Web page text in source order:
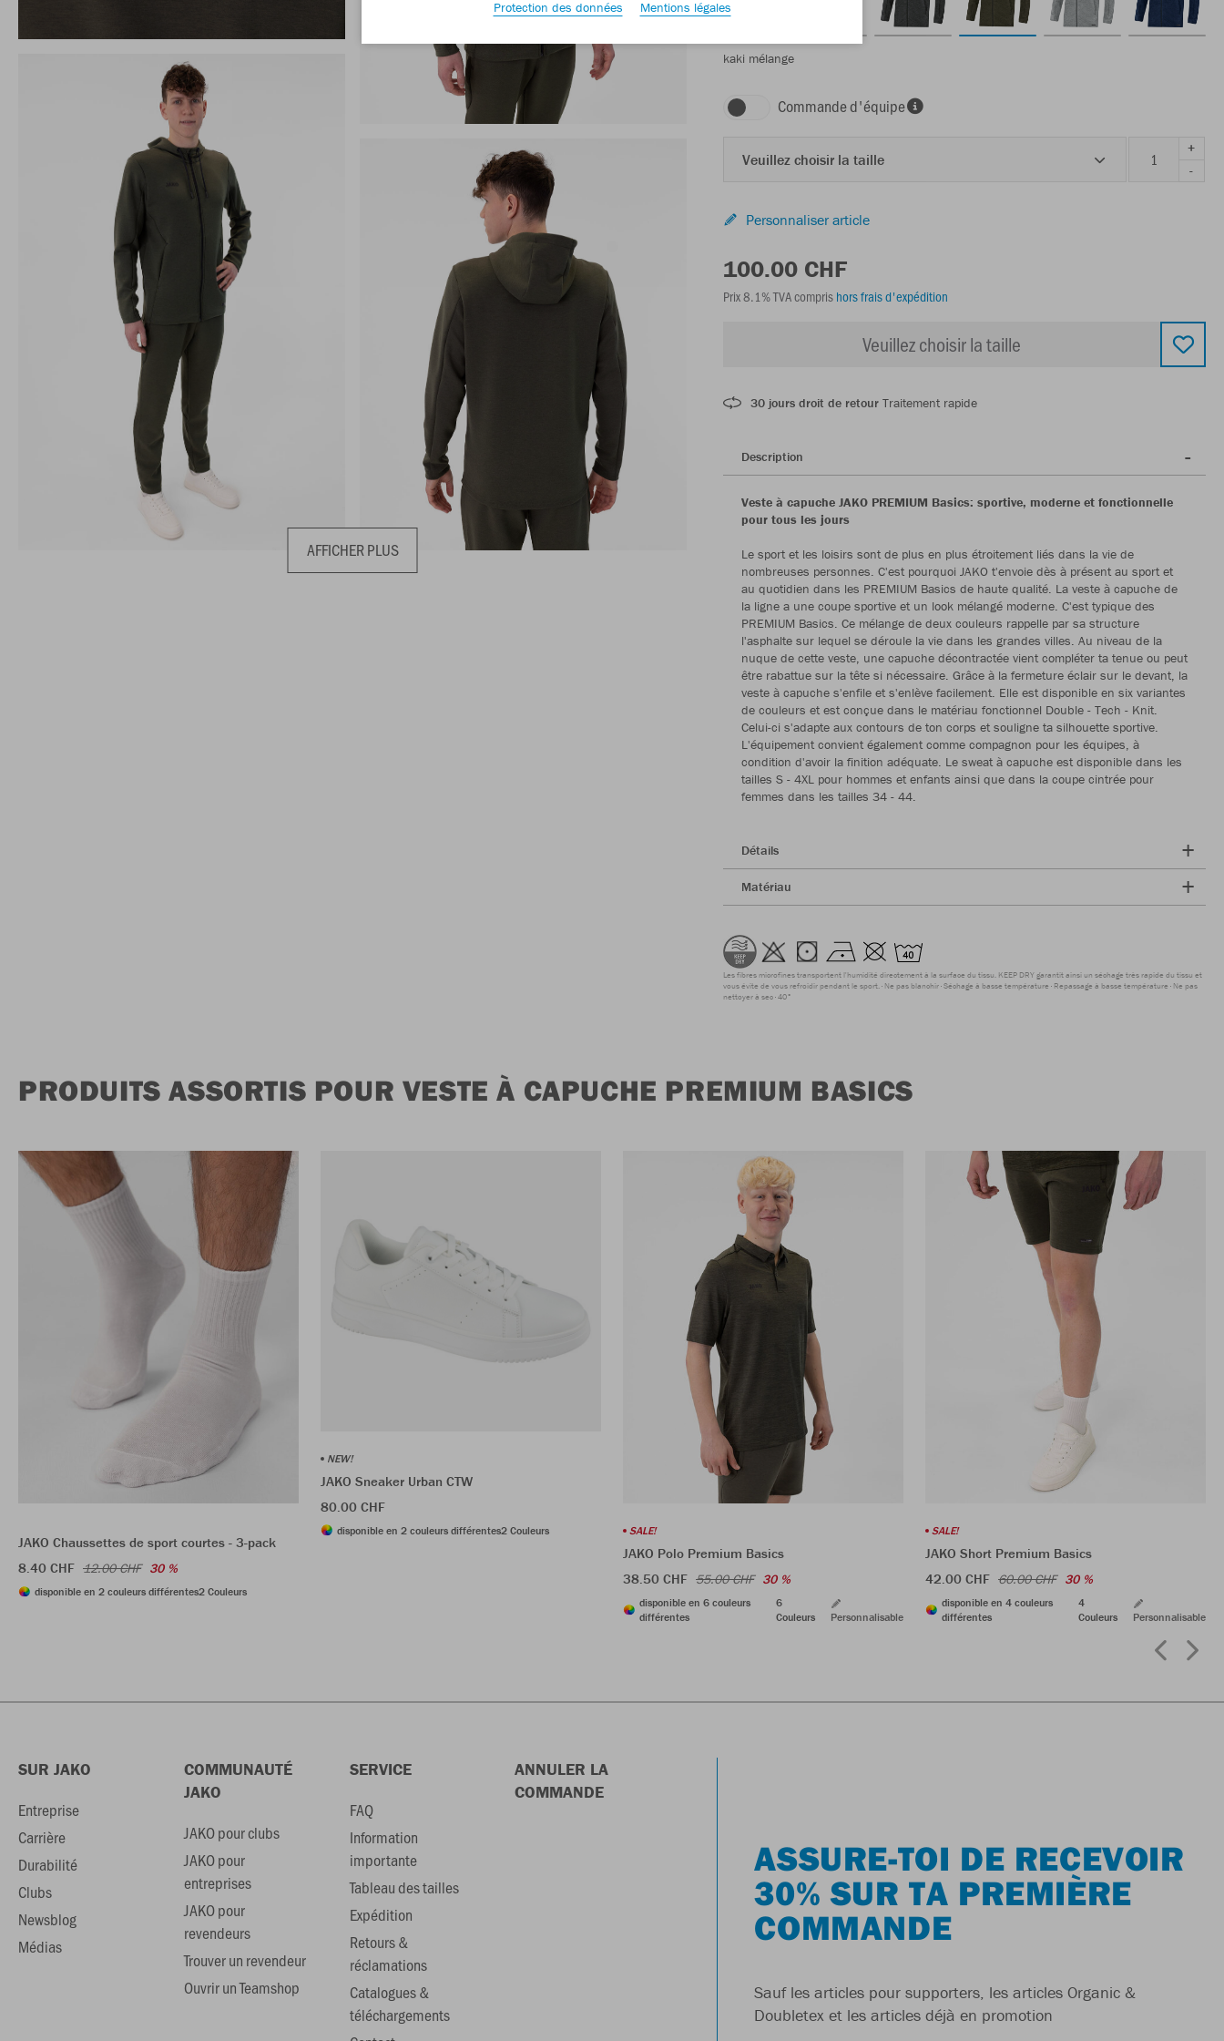
AFFICHER PLUS
kaki mélange
Commande d'équipe
Veuillez choisir la taille
+
-
Personnaliser article
100.00 CHF
Prix 8.1% TVA compris hors frais d'expédition
Veuillez choisir la taille
30 jours droit de retour Traitement rapide
Description
Veste à capuche JAKO PREMIUM Basics: sportive, moderne et fonctionnelle
pour tous les jours
Le sport et les loisirs sont de plus en plus étroitement liés dans la vie de
nombreuses personnes. C'est pourquoi JAKO t'envoie dès à présent au sport et
au quotidien dans les PREMIUM Basics de haute qualité. La veste à capuche de
la ligne a une coupe sportive et un look mélangé moderne. C'est typique des
PREMIUM Basics. Ce mélange de deux couleurs rappelle par sa structure
l'asphalte sur lequel se déroule la vie dans les grandes villes. Au niveau de la
nuque de cette veste, une capuche décontractée vient compléter ta tenue ou peut
être rabattue sur la tête si nécessaire. Grâce à la fermeture éclair sur le devant, la
veste à capuche s'enfile et s'enlève facilement. Elle est disponible en six variantes
de couleurs et est conçue dans le matériau fonctionnel Double - Tech - Knit.
Celui-ci s'adapte aux contours de ton corps et souligne ta silhouette sportive.
L'équipement convient également comme compagnon pour les équipes, à
condition d'avoir la finition adéquate. Le sweat à capuche est disponible dans les
tailles S - 4XL pour hommes et enfants ainsi que dans la coupe cintrée pour
femmes dans les tailles 34 - 44.
Détails
Matériau
Les fibres microfines transportent l'humidité directement à la surface du tissu. KEEP DRY garantit ainsi un séchage très rapide du tissu et
vous évite de vous refroidir pendant le sport. Ne pas blanchir Séchage à basse température Repassage à basse température Ne pas
nettoyer à sec 40°
PRODUITS ASSORTIS POUR VESTE À CAPUCHE PREMIUM BASICS
JAKO Chaussettes de sport courtes - 3-pack
8.40 CHF 12.00 CHF 30 %
disponible en 2 couleurs différentes2 Couleurs
NEW!
JAKO Sneaker Urban CTW
80.00 CHF
disponible en 2 couleurs différentes2 Couleurs SALE!
JAKO Polo Premium Basics
38.50 CHF 55.00 CHF 30 %
disponible en 6 couleurs
différentes
6
Couleurs
Personnalisable
SALE!
JAKO Short Premium Basics
42.00 CHF 60.00 CHF 30 %
disponible en 4 couleurs
différentes
4
Couleurs
Personnalisable
SUR JAKO
Entreprise
Carrière
Durabilité
Clubs
Newsblog
Médias
COMMUNAUTÉ
JAKO
JAKO pour clubs
JAKO pour
entreprises
JAKO pour
revendeurs
Trouver un revendeur
Ouvrir un Teamshop
SERVICE
FAQ
Information
importante
Tableau des tailles
Expédition
Retours &
réclamations
Catalogues &
téléchargements
ANNULER LA
COMMANDE
ASSURE-TOI DE RECEVOIR
30% SUR TA PREMIÈRE
COMMANDE
Sauf les articles pour supporters, les articles Organic &
Doubletex et les articles déjà en promotion
Protection des données Mentions légales